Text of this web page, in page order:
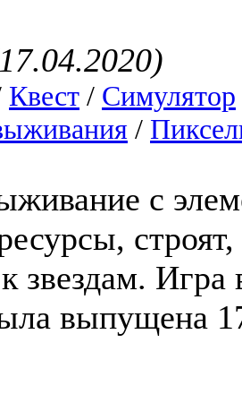
Квест / Симулятор
/
с
звездам.
выпущена